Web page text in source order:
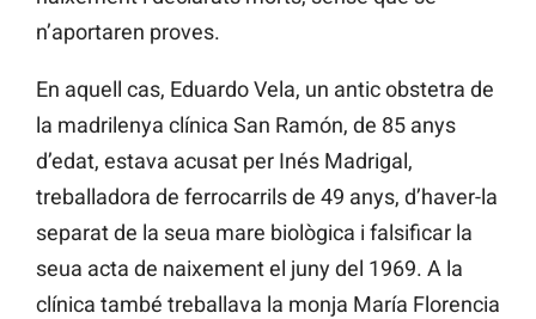
n’aportaren proves.
En aquell cas, Eduardo Vela, un antic obstetra de
la madrilenya clínica San Ramón, de 85 anys
d’edat, estava acusat per Inés Madrigal,
treballadora de ferrocarrils de 49 anys, d’haver-la
separat de la seua mare biològica i falsificar la
seua acta de naixement el juny del 1969. A la
clínica també treballava la monja María Florencia